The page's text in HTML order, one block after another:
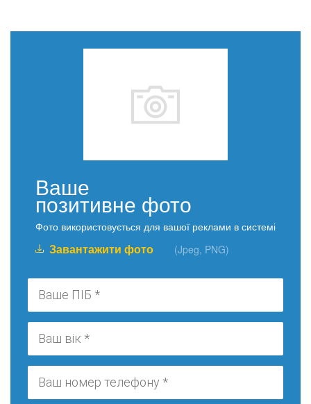
Ваше
позитивне фото
Фото використовується для вашої реклами в системі
Завантажити фото (Jpeg, PNG)